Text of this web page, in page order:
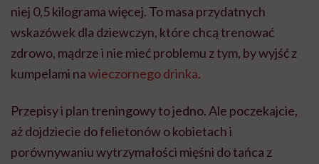
niej 0,5 kilograma więcej. To masa przydatnych
wskazówek dla dziewczyn, które chcą trenować
zdrowo, mądrze i nie mieć problemu z tym, by wyjść z
kumpelami nawieczornego drinka.
Przepisy i plan treningowy to jedno. Ale poczekajcie,
aż dojdziecie do felietonów o kobietach i
porównywaniu wytrzymałości mięśni do tańca z